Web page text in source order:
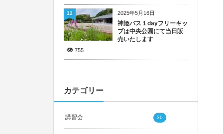
2025年5月16日
神姫バス１dayフリーキッ
プは中央公園にて当日販
売いたします
755
12
カテゴリー
講習会 30